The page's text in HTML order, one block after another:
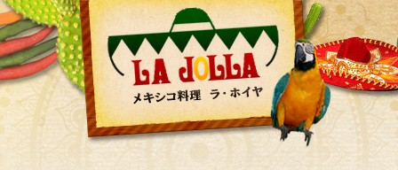
広尾・麻布のメキシカン「ラ・
ホイヤ」
ラ・ホイヤからのお知らせ